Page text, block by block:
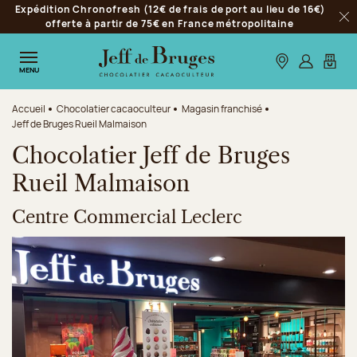
Aller à la navigation
Aller au contenu principal
Aller au pied de page
Expédition Chronofresh (12€ de frais de port au lieu de 16€)
offerte à partir de 75€ en France métropolitaine
MENU Nos boutiques
S’identifier
Mon
Accueil Chocolatier cacaoculteur
Magasin franchisé
Jeff de Bruges Rueil Malmaison
Chocolatier Jeff de Bruges
Rueil Malmaison
Centre Commercial Leclerc